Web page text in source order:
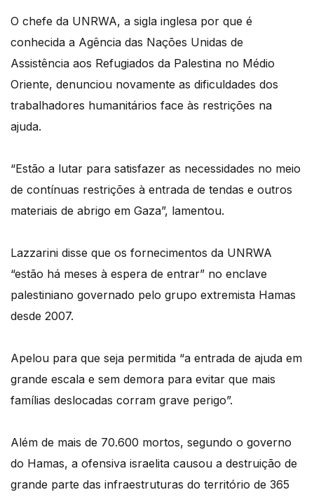
O chefe da UNRWA, a sigla inglesa por que é
conhecida a Agência das Nações Unidas de
Assistência aos Refugiados da Palestina no Médio
Oriente, denunciou novamente as dificuldades dos
trabalhadores humanitários face às restrições na
ajuda.
“Estão a lutar para satisfazer as necessidades no meio
de contínuas restrições à entrada de tendas e outros
materiais de abrigo em Gaza”, lamentou.
Lazzarini disse que os fornecimentos da UNRWA
“estão há meses à espera de entrar” no enclave
palestiniano governado pelo grupo extremista Hamas
desde 2007.
Apelou para que seja permitida “a entrada de ajuda em
grande escala e sem demora para evitar que mais
famílias deslocadas corram grave perigo”.
Além de mais de 70.600 mortos, segundo o governo
do Hamas, a ofensiva israelita causou a destruição de
grande parte das infraestruturas do território de 365